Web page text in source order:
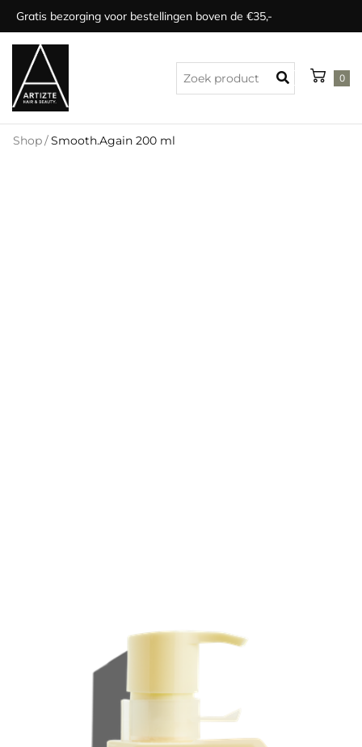
Gratis bezorging voor bestellingen boven de €35,-
0
Shop/Smooth.Again 200 ml